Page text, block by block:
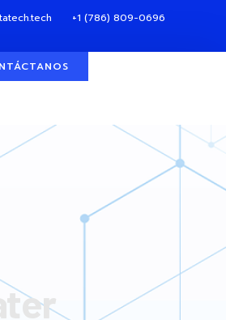
+1 (786) 809-0696